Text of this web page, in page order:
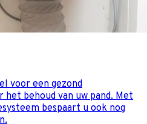
voor een gezond
behoud van uw pand. Met
bespaart u ook nog